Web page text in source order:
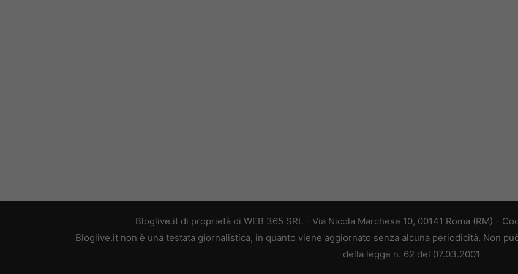
Bloglive.it di proprietà di WEB 365 SRL - Via Nicola Marchese 10, 00141 Roma (RM) -
Bloglive.it non è una testata giornalistica, in quanto viene aggiornato senza alcuna periodicità. Non
della legge n. 62 del 07.03.2001